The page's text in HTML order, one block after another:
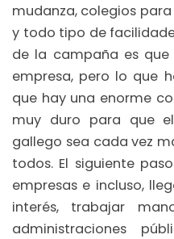
mudanza, colegios
y todo tipo de
de la campaña es
empresa, pero lo que
que hay una enorme
muy duro para que
gallego sea cada vez
todos. El siguiente
empresas e incluso,
interés, trabajar
administraciones